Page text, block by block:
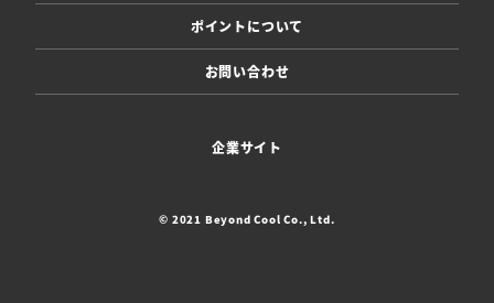
ポイントについて
お問い合わせ
企業サイト
© 2021 Beyond Cool Co., Ltd.